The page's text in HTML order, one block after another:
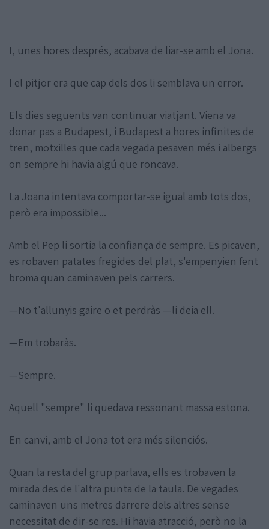
I, unes hores després, acabava de liar-se amb el Jona.
I el pitjor era que cap dels dos li semblava un error.
Els dies següents van continuar viatjant. Viena va
donar pas a Budapest, i Budapest a hores infinites de
tren, motxilles que cada vegada pesaven més i albergs
on sempre hi havia algú que roncava.
La Joana intentava comportar-se igual amb tots dos,
però era impossible...
Amb el Pep li sortia la confiança de sempre. Es picaven,
es robaven patates fregides del plat, s'empenyien fent
broma quan caminaven pels carrers.
—No t'allunyis gaire o et perdràs —li deia ell.
—Em trobaràs.
—Sempre.
Aquell "sempre" li quedava ressonant massa estona.
En canvi, amb el Jona tot era més silenciós.
Quan la resta del grup parlava, ells es trobaven la
mirada des de l'altra punta de la taula. De vegades
caminaven uns metres darrere dels altres sense
necessitat de dir-se res. Hi havia atracció, però no la